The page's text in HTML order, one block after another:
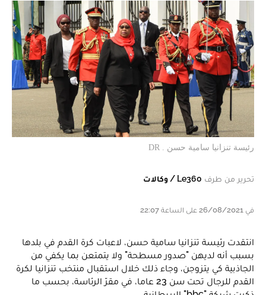
رئيسة تنزانيا سامية حسن . DR
تحرير من طرف Le360 / وكالات
في 26/08/2021 على الساعة 22:07
انتقدت رئيسة تنزانيا سامية حسن، لاعبات كرة القدم في بلدها
بسبب أنه لديهن "صدور مسطحة" ولا يتمتعن بما يكفي من
الجاذبية كي يتزوجن، وجاء ذلك خلال استقبال منتخب تنزانيا لكرة
القدم للرجال تحت سن 23 عاما، في مقرّ الرئاسة، بحسب ما